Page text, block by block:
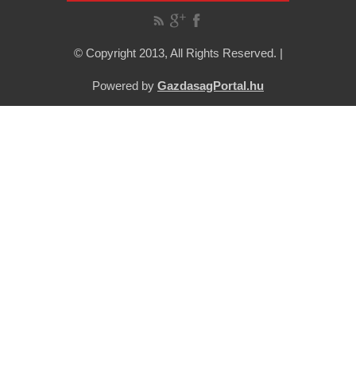
© Copyright 2013, All Rights Reserved. |
Powered by GazdasagPortal.hu